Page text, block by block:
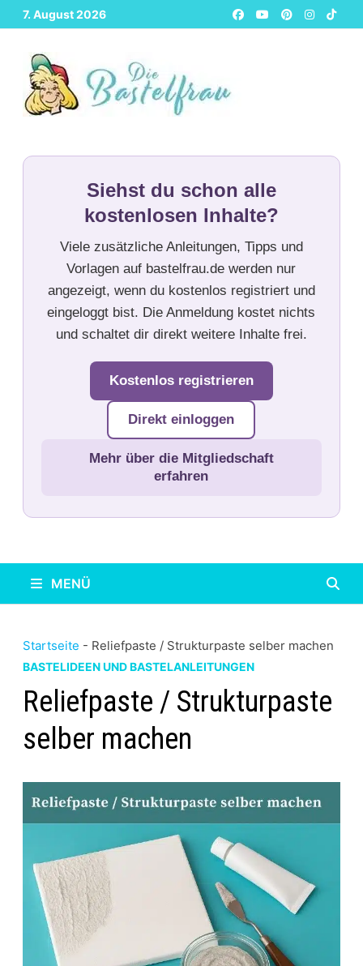
Zurück
zum
Inhalt
7. August 2026
Siehst du schon alle
kostenlosen Inhalte?
Viele zusätzliche Anleitungen, Tipps und
Vorlagen auf bastelfrau.de werden nur
angezeigt, wenn du kostenlos registriert und
eingeloggt bist. Die Anmeldung kostet nichts
und schaltet dir direkt weitere Inhalte frei.
Kostenlos registrieren
Direkt einloggen
Mehr über die Mitgliedschaft
erfahren
MENÜ
Startseite - Reliefpaste / Strukturpaste selber machen
BASTELIDEEN UND BASTELANLEITUNGEN
Reliefpaste / Strukturpaste
selber machen